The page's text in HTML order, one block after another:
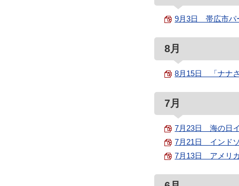
9月3日 帯広市パ
8月
8月15日 「ナナさ
7月
7月23日 海の日イ
7月21日 インドゾ
7月13日 アメリカ